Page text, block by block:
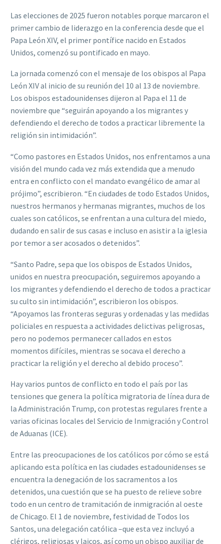
Las elecciones de 2025 fueron notables porque marcaron el
primer cambio de liderazgo en la conferencia desde que el
Papa León XIV, el primer pontífice nacido en Estados
Unidos, comenzó su pontificado en mayo.
La jornada comenzó con el mensaje de los obispos al Papa
León XIV al inicio de su reunión del 10 al 13 de noviembre.
Los obispos estadounidenses dijeron al Papa el 11 de
noviembre que “seguirán apoyando a los migrantes y
defendiendo el derecho de todos a practicar libremente la
religión sin intimidación”.
“Como pastores en Estados Unidos, nos enfrentamos a una
visión del mundo cada vez más extendida que a menudo
entra en conflicto con el mandato evangélico de amar al
prójimo”, escribieron. “En ciudades de todo Estados Unidos,
nuestros hermanos y hermanas migrantes, muchos de los
cuales son católicos, se enfrentan a una cultura del miedo,
dudando en salir de sus casas e incluso en asistir a la iglesia
por temor a ser acosados o detenidos”.
“Santo Padre, sepa que los obispos de Estados Unidos,
unidos en nuestra preocupación, seguiremos apoyando a
los migrantes y defendiendo el derecho de todos a practicar
su culto sin intimidación”, escribieron los obispos.
“Apoyamos las fronteras seguras y ordenadas y las medidas
policiales en respuesta a actividades delictivas peligrosas,
pero no podemos permanecer callados en estos
momentos difíciles, mientras se socava el derecho a
practicar la religión y el derecho al debido proceso”.
Hay varios puntos de conflicto en todo el país por las
tensiones que genera la política migratoria de línea dura de
la Administración Trump, con protestas regulares frente a
varias oficinas locales del Servicio de Inmigración y Control
de Aduanas (ICE).
Entre las preocupaciones de los católicos por cómo se está
aplicando esta política en las ciudades estadounidenses se
encuentra la denegación de los sacramentos a los
detenidos, una cuestión que se ha puesto de relieve sobre
todo en un centro de tramitación de inmigración al oeste
de Chicago. El 1 de noviembre, festividad de Todos los
Santos, una delegación católica –que esta vez incluyó a
clérigos, religiosas y laicos, así como un obispo auxiliar de